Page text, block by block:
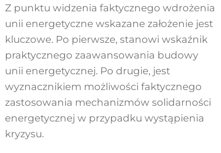
Z punktu widzenia faktycznego wdrożenia
unii energetyczne wskazane założenie jest
kluczowe. Po pierwsze, stanowi wskaźnik
praktycznego zaawansowania budowy
unii energetycznej. Po drugie, jest
wyznacznikiem możliwości faktycznego
zastosowania mechanizmów solidarności
energetycznej w przypadku wystąpienia
kryzysu.